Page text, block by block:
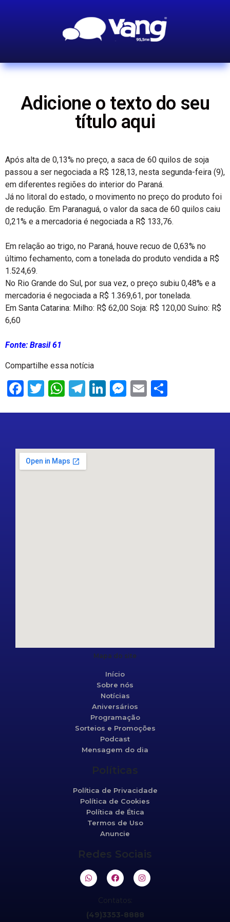
Adicione o texto do seu
título aqui
Após alta de 0,13% no preço, a saca de 60 quilos de soja
passou a ser negociada a R$ 128,13, nesta segunda-feira (9),
em diferentes regiões do interior do Paraná.
Já no litoral do estado, o movimento no preço do produto foi
de redução. Em Paranaguá, o valor da saca de 60 quilos caiu
0,21% e a mercadoria é negociada a R$ 133,76.
Em relação ao trigo, no Paraná, houve recuo de 0,63% no
último fechamento, com a tonelada do produto vendida a R$
1.524,69.
No Rio Grande do Sul, por sua vez, o preço subiu 0,48% e a
mercadoria é negociada a R$ 1.369,61, por tonelada.
Em Santa Catarina: Milho: R$ 62,00 Soja: R$ 120,00 Suíno: R$
6,60
Fonte: Brasil 61
Compartilhe essa notícia
Facebook
Twitter
WhatsApp
Telegram
LinkedIn
Messenger
Email
Mapa do site
Início
Sobre nós
Notícias
Aniversários
Programação
Sorteios e Promoções
Podcast
Mensagem do dia
Políticas
Política de Privacidade
Política de Cookies
Política de Ética
Termos de Uso
Anuncie
Redes Sociais
Contatos:
(49)3353-8888